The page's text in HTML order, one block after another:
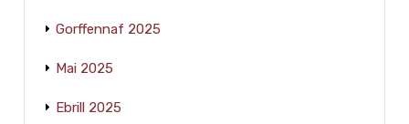
Gorffennaf 2025
Mai 2025
Ebrill 2025